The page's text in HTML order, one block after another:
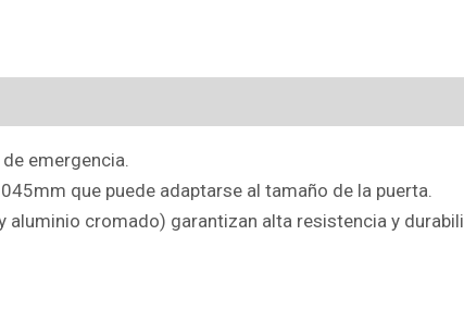
emergencia.
que puede adaptarse al tamaño de la puerta.
cromado) garantizan alta resistencia y